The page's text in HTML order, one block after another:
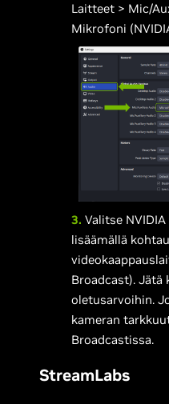
Laitteet > Mic/
Mikrofoni
3. Valitse
lisäämällä
Broadcast). Jätä
oletusarvoihin.
kameran
Broadcastissa.
StreamLabs